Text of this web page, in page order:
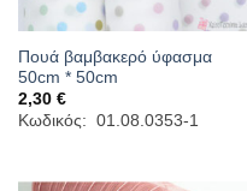
Πουά βαμβακερό ύφασμα
50cm * 50cm
2,30 €
Κωδικός: 01.08.0353-1